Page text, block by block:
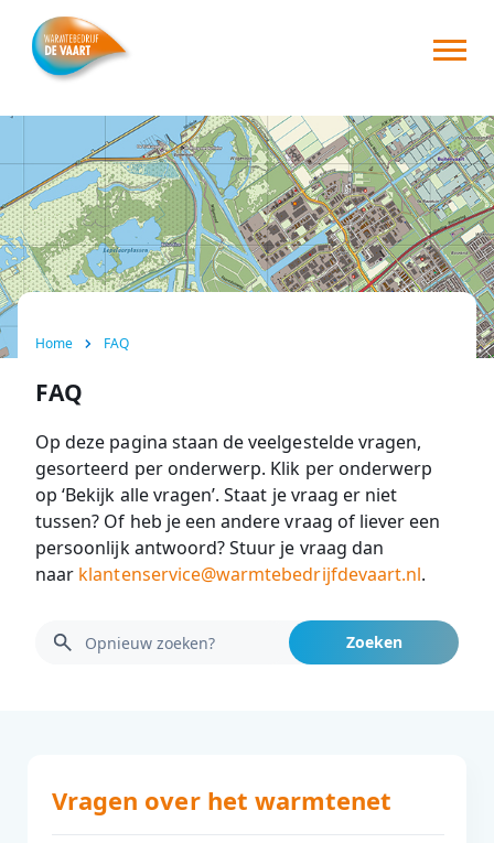
Over ons
Zakelijk
Werkzaamheden/storing
Home FAQ
FAQ
Op deze pagina staan de veelgestelde vragen,
gesorteerd per onderwerp. Klik per onderwerp
op ‘Bekijk alle vragen’. Staat je vraag er niet
tussen? Of heb je een andere vraag of liever een
persoonlijk antwoord? Stuur je vraag dan
naar klantenservice@warmtebedrijfdevaart.nl.
Vragen over het warmtenet